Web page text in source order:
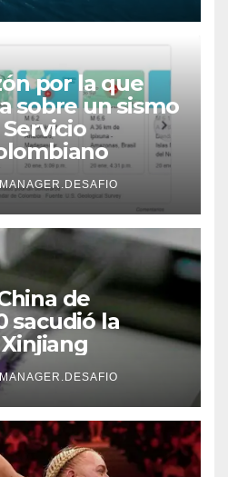
por la que
sobre un sismo
de
sacudió la